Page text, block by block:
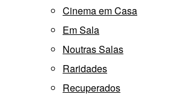
Cinema em Casa
Em Sala
Noutras Salas
Raridades
Recuperados